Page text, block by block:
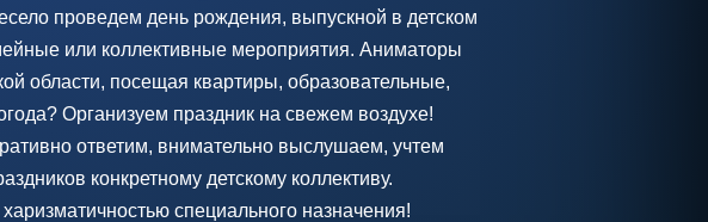
проведем день рождения, выпускной в детском
или коллективные мероприятия. Аниматоры
области, посещая квартиры, образовательные,
Организуем праздник на свежем воздухе!
ответим, внимательно выслушаем, учтем
конкретному детскому коллективу.
специального назначения!